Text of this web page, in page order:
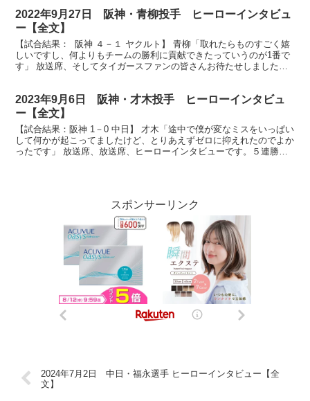
2022年9月27日 阪神・青柳投手 ヒーローインタビュ
ー【全文】
【試合結果： 阪神 ４－１ ヤクルト】 青柳「取れたらものすごく嬉
しいですし、何よりもチームの勝利に貢献できたっていうのが1番で
す」 放送席、そしてタイガースファンの皆さんお待たせしました、
2023年9月6日 阪神・才木投手 ヒーローインタビュ
ー【全文】
【試合結果：阪神 1－0 中日】 才木「途中で僕が変なミスをいっぱい
して何かが起こってましたけど、とりあえずゼロに抑えれたのでよか
ったです」 放送席、放送席、ヒーローインタビューです。５連勝を
スポンサーリンク
2024年7月2日 中日・福永選手 ヒーローインタビュー【全
文】